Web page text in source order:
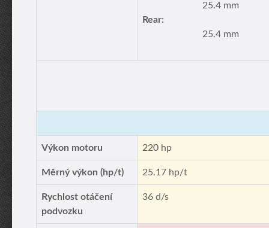
25.4 mm
Rear:
25.4 mm
Výkon motoru 220 hp
Měrný výkon (hp/t) 25.17 hp/t
Rychlost otáčení
podvozku
36 d/s